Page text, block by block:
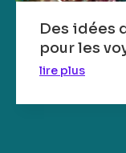
Des idées
pour les
lire plus